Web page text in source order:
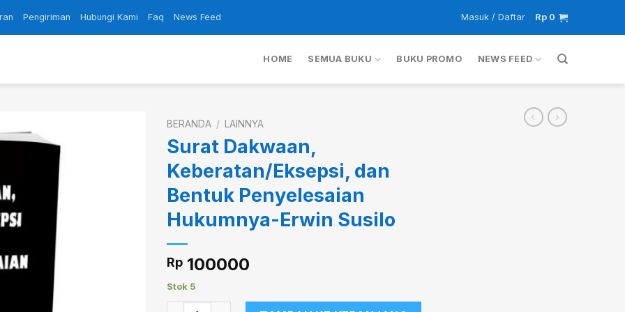
Pengiriman Hubungi Kami Faq News Feed Masuk / Daftar Rp 0
HOME SEMUA BUKU BUKU PROMO NEWS FEED
BERANDA / LAINNYA
Surat Dakwaan,
Keberatan/Eksepsi, dan
Bentuk Penyelesaian
Hukumnya-Erwin Susilo
Rp 100000
Stok 5
Kuantitas Surat Dakwaan, Keberatan/Eksepsi, dan Bentuk Penyelesaian Hukumnya-Erwin